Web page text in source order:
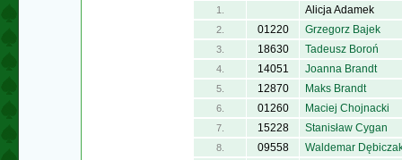
1. Alicja Adamek
2. 01220 Grzegorz Bajek
3. 18630 Tadeusz Boroń
4. 14051 Joanna Brandt
5. 12870 Maks Brandt
6. 01260 Maciej Chojnacki
7. 15228 Stanisław Cygan
8. 09558 Waldemar